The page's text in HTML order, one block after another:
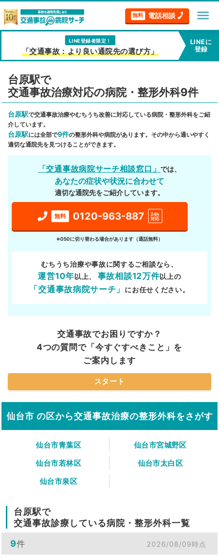
無料 電話相談 menu
LINE登録者限定！
「交通事故：より良い通院先の選び方」
LINEに
登録
台原駅で
交通事故治療対応の病院・整形外科9件
台原駅で交通事故治療やむちうち改善に対応している病院・整形外科をご紹
介しています。
台原駅には全部で9件の整形外科や病院があります。その中から通いやすく
適切な通院先を見つけることができます。
「交通事故病院サーチ相談窓口」では、
あなたの症状や状況に合わせて
適切な通院先をご紹介しています。
無料 0120-963-887
24h
対応
※050に切り替わる場合があります（通話無料）
むちうち治療や事故に関するご相談なら、
運営10年以上、 事故相談12万件以上の
「交通事故病院サーチ」 にお任せください。
交通事故でお困りですか？
4つの質問で「今すぐすべきこと」を
ご案内します
スタート
仙台市 の区から交通事故治療の整形外科をさがす
仙台市青葉区
仙台市宮城野区
仙台市若林区
仙台市太白区
仙台市泉区
台原駅で
交通事故診療している病院・整形外科一覧
9件 2026/08/09時点